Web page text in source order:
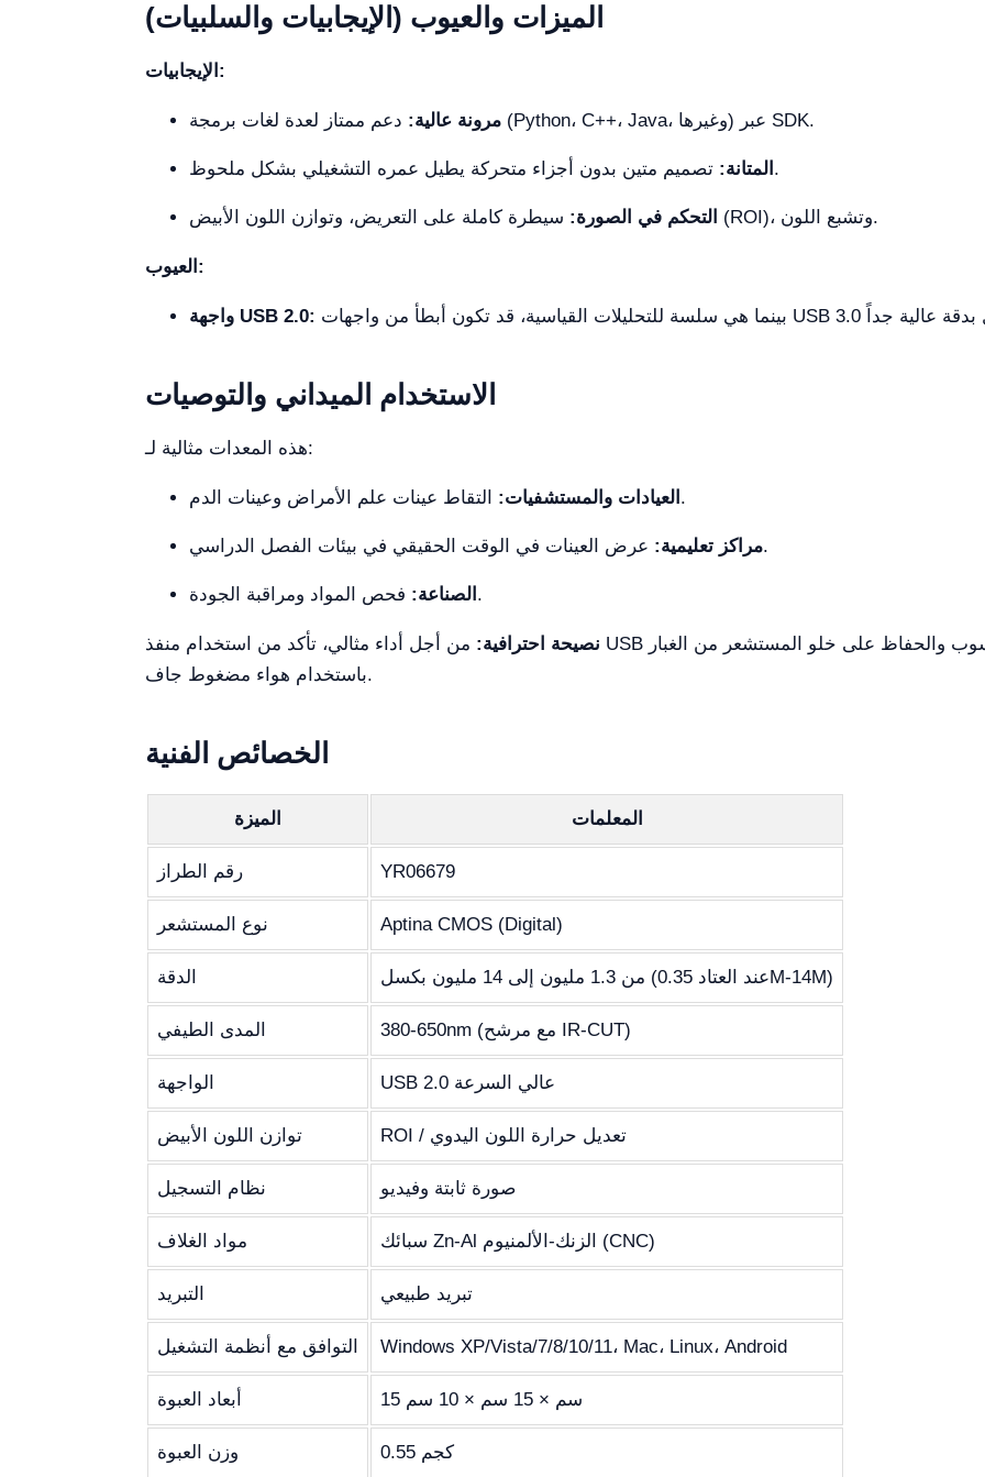
الميزات والعيوب (الإيجابيات والسلبيات)
الإيجابيات:
مرونة عالية: دعم ممتاز لعدة لغات برمجة (Python، C++، Java، وغيرها) عبر SDK.
المتانة: تصميم متين بدون أجزاء متحركة يطيل عمره التشغيلي بشكل ملحوظ.
التحكم في الصورة: سيطرة كاملة على التعريض، وتوازن اللون الأبيض (ROI)، وتشبع اللون.
العيوب:
واجهة USB 2.0:
الاستخدام الميداني والتوصيات
هذه المعدات مثالية لـ:
العيادات والمستشفيات: التقاط عينات علم الأمراض وعينات الدم.
مراكز تعليمية:عرض العينات في الوقت الحقيقي في بيئات الفصل الدراسي.
الصناعة: فحص المواد ومراقبة الجودة.
نصيحة احترافية: من أجل أداء مثالي، تأكد من استخدام منفذ USB عالي السرعة مباشرة على لوحتك الأم بالحاسوب والحفاظ على خلو المستشعر من الغبار
باستخدام هواء مضغوط جاف.
الخصائص الفنية
الميزة المعلمات
رقم الطراز YR06679
نوع المستشعر Aptina CMOS (Digital)
الدقة من 1.3 مليون إلى 14 مليون بكسل (عند العتاد 0.35M-14M)
المدى الطيفي 380-650nm (مع مرشح IR-CUT)
الواجهة USB 2.0 عالي السرعة
توازن اللون الأبيض ROI / تعديل حرارة اللون اليدوي
نظام التسجيل صورة ثابتة وفيديو
مواد الغلاف سبائك Zn-Al الزنك-الألمنيوم (CNC)
التبريد تبريد طبيعي
التوافق مع أنظمة التشغيل Windows XP/Vista/7/8/10/11، Mac، Linux، Android
أبعاد العبوة 15 سم × 15 سم × 10 سم
وزن العبوة 0.55 كجم